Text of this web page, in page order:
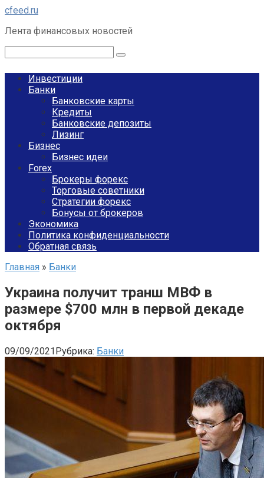
Перейти
контенту
cfeed.ru
Лента финансовых новостей
Инвестиции
Банки
Банковские карты
Кредиты
Банковские депозиты
Лизинг
Бизнес
Бизнес идеи
Forex
Брокеры форекс
Торговые советники
Стратегии форекс
Бонусы от брокеров
Экономика
Политика конфиденциальности
Обратная связь
Главная » Банки
Украина получит транш МВФ в
размере $700 млн в первой декаде
октября
09/09/2021Рубрика: Банки